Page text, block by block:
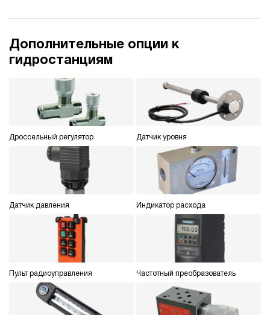
Дополнительные опции к
гидростанциям
Дроссельный регулятор Датчик уровня
Датчик давления Индикатор расхода
Пульт радиоуправления Частотный преобразователь